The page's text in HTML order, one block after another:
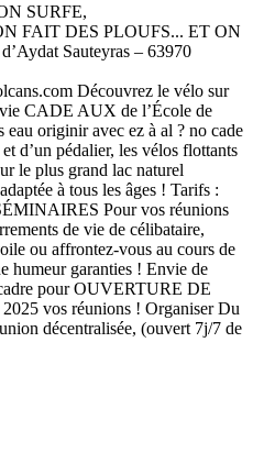
SURFE,
FAIT DES PLOUFS... ET ON
Sauteyras – 63970
Découvrez le vélo sur
CADE AUX de l’École de
originir avec ez à al ? no cade
d’un pédalier, les vélos flottants
le plus grand lac naturel
à tous les âges ! Tarifs :
Pour vos réunions
de vie de célibataire,
ou affrontez-vous au cours de
humeur garanties ! Envie de
pour OUVERTURE DE
vos réunions ! Organiser Du
décentralisée, (ouvert 7j/7 de